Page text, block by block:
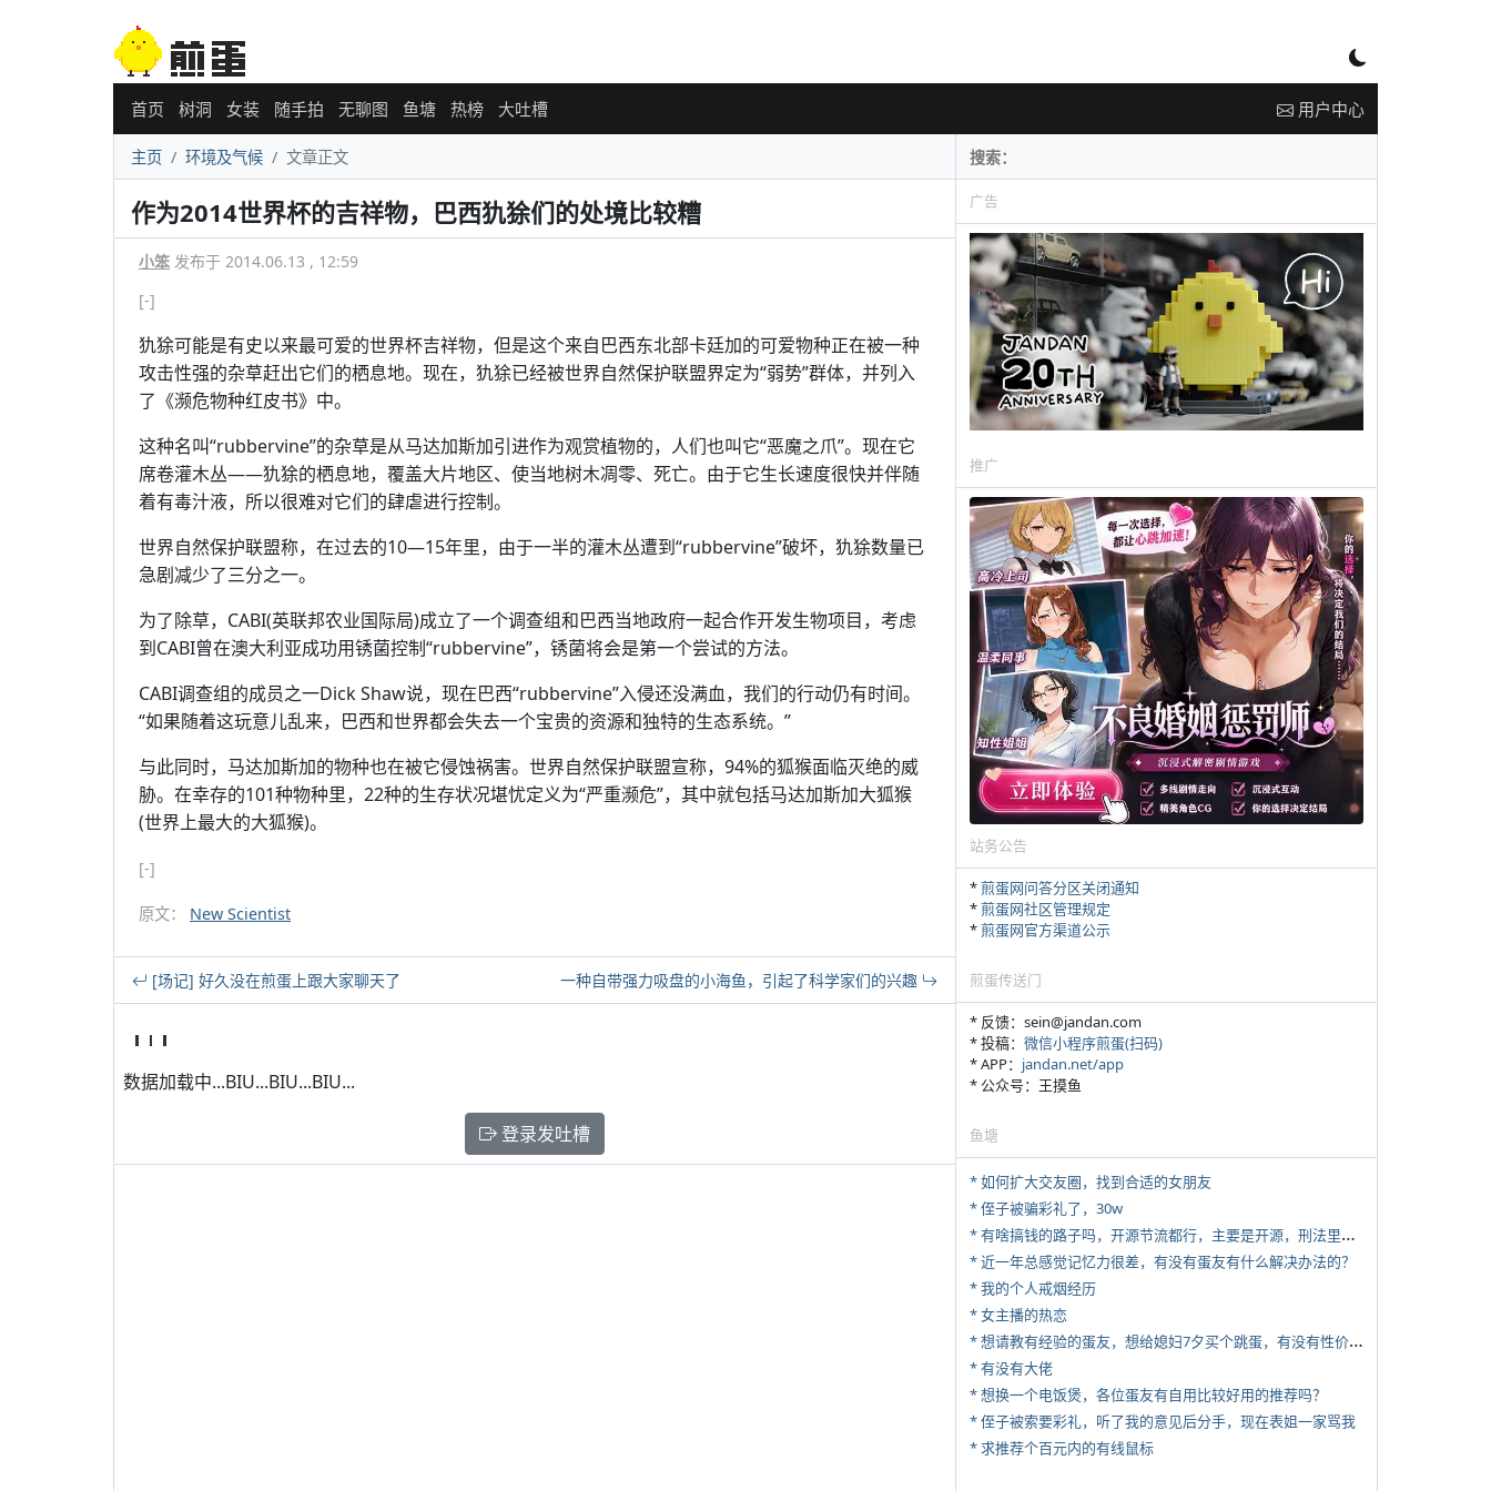
首页 树洞 女装 随手拍 无聊图 鱼塘 热榜 大吐槽 用户中心
主页 环境及气候 文章正文
作为2014世界杯的吉祥物，巴西犰狳们的处境比较糟
小笨 发布于 2014.06.13 , 12:59
[-]
犰狳可能是有史以来最可爱的世界杯吉祥物，但是这个来自巴西东北部卡廷加的可爱物种正在被一种
攻击性强的杂草赶出它们的栖息地。现在，犰狳已经被世界自然保护联盟界定为“弱势”群体，并列入
了《濒危物种红皮书》中。
这种名叫“rubbervine”的杂草是从马达加斯加引进作为观赏植物的，人们也叫它“恶魔之爪”。现在它
席卷灌木丛——犰狳的栖息地，覆盖大片地区、使当地树木凋零、死亡。由于它生长速度很快并伴随
着有毒汁液，所以很难对它们的肆虐进行控制。
世界自然保护联盟称，在过去的10—15年里，由于一半的灌木丛遭到“rubbervine”破坏，犰狳数量已
急剧减少了三分之一。
为了除草，CABI(英联邦农业国际局)成立了一个调查组和巴西当地政府一起合作开发生物项目，考虑
到CABI曾在澳大利亚成功用锈菌控制“rubbervine”，锈菌将会是第一个尝试的方法。
CABI调查组的成员之一Dick Shaw说，现在巴西“rubbervine”入侵还没满血，我们的行动仍有时间。
“如果随着这玩意儿乱来，巴西和世界都会失去一个宝贵的资源和独特的生态系统。”
与此同时，马达加斯加的物种也在被它侵蚀祸害。世界自然保护联盟宣称，94%的狐猴面临灭绝的威
胁。在幸存的101种物种里，22种的生存状况堪忧定义为“严重濒危”，其中就包括马达加斯加大狐猴
(世界上最大的大狐猴)。
[-]
原文： New Scientist
[场记] 好久没在煎蛋上跟大家聊天了 一种自带强力吸盘的小海鱼，引起了科学家们的兴趣
数据加载中...BIU...BIU...BIU...
登录发吐槽
广告
推广
站务公告
*煎蛋网问答分区关闭通知
*煎蛋网社区管理规定
*煎蛋网官方渠道公示
煎蛋传送门
* 反馈：sein@jandan.com
* 投稿： 微信小程序煎蛋(扫码)
* APP： jandan.net/app
* 公众号：王摸鱼
鱼塘
* 如何扩大交友圈，找到合适的女朋友
* 侄子被骗彩礼了，30w
*
有啥搞钱的路子吗，开源节流都行，主要是开源，刑法里的咱不做
* 近一年总感觉记忆力很差，有没有蛋友有什么解决办法的？
* 我的个人戒烟经历
* 女主播的热恋
*
想请教有经验的蛋友，想给媳妇7夕买个跳蛋，有没有性价比高的推荐
* 有没有大佬
* 想换一个电饭煲，各位蛋友有自用比较好用的推荐吗？
* 侄子被索要彩礼，听了我的意见后分手，现在表姐一家骂我
* 求推荐个百元内的有线鼠标